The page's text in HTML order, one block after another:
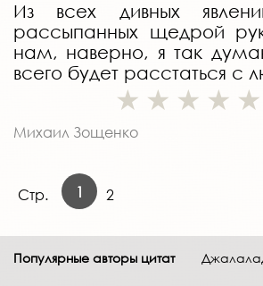
Из всех дивных
рассыпанных щедрой
нам, наверно, я так
всего будет расстаться с
Михаил Зощенко
Стр. 1 2
Популярные авторы цитат